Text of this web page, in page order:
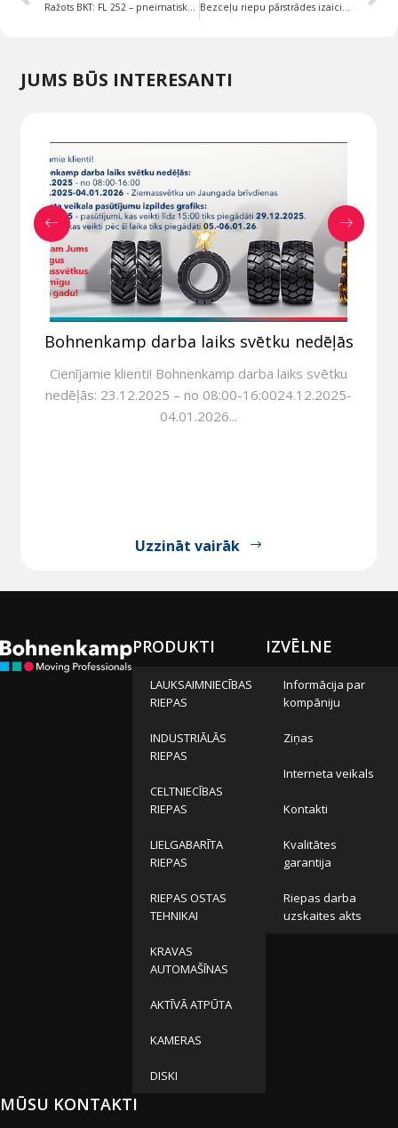
JUMS BŪS INTERESANTI
Bohnenkamp darba laiks svētku nedēļās
Cienījamie klienti! Bohnenkamp darba laiks svētku
nedēļās: 23.12.2025 – no 08:00-16:0024.12.2025-
04.01.2026...
Uzzināt vairāk
PRODUKTI
LAUKSAIMNIECĪBAS
RIEPAS
INDUSTRIĀLĀS
RIEPAS
CELTNIECĪBAS
RIEPAS
LIELGABARĪTA
RIEPAS
RIEPAS OSTAS
TEHNIKAI
KRAVAS
AUTOMAŠĪNAS
AKTĪVĀ ATPŪTA
KAMERAS
DISKI
IZVĒLNE
Informācija par
kompāniju
Ziņas
Interneta veikals
Kontakti
Kvalitātes
garantija
Riepas darba
uzskaites akts
MŪSU KONTAKTI